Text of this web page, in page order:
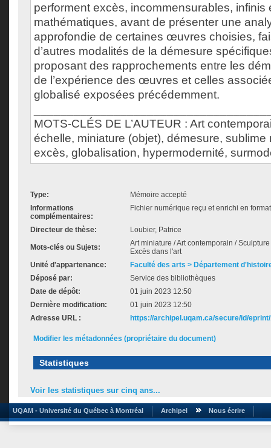
performent excès, incommensurables, infinis
mathématiques, avant de présenter une
approfondie de certaines œuvres choisies,
d’autres modalités de la démesure
proposant des rapprochements entre les
de l’expérience des œuvres et celles
globalisé exposées précédemment.
MOTS-CLÉS DE L’AUTEUR : Art
échelle, miniature (objet), démesure, sublime
excès, globalisation, hypermodernité,
Type:
Mémoire accepté
Informations
complémentaires:
Fichier numérique reçu et enrichi en
Directeur de thèse: Loubier, Patrice
Mots-clés ou Sujets:
Art miniature / Art contemporain /
Excès dans l'art
Unité d'appartenance:
Faculté des arts > Département
Déposé par:
Service des bibliothèques
Date de dépôt:
01 juin 2023 12:50
Dernière modification:
01 juin 2023 12:50
Adresse URL :
https://archipel.uqam.ca/secure/id/
Modifier les métadonnées (propriétaire du document)
Statistiques
Voir les statistiques sur cinq ans...
UQAM - Université du Québec à Montréal Archipel Nous écrire